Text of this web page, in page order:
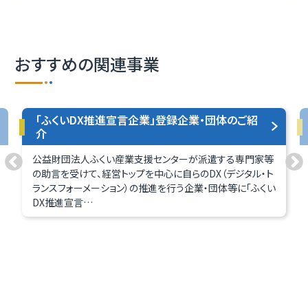
おすすめの関連事業
企業」登録企業・団体のご紹
業支援センターが派遣する専門家等
ップを中心に自らのDX（デジタル・ト
）の推進を行う企業・団体等に「ふくい
伴走型DXプロジェクト
DX支援の実績豊富な専門
業が実施するDX推進の取
行い、DXに向けて自走で